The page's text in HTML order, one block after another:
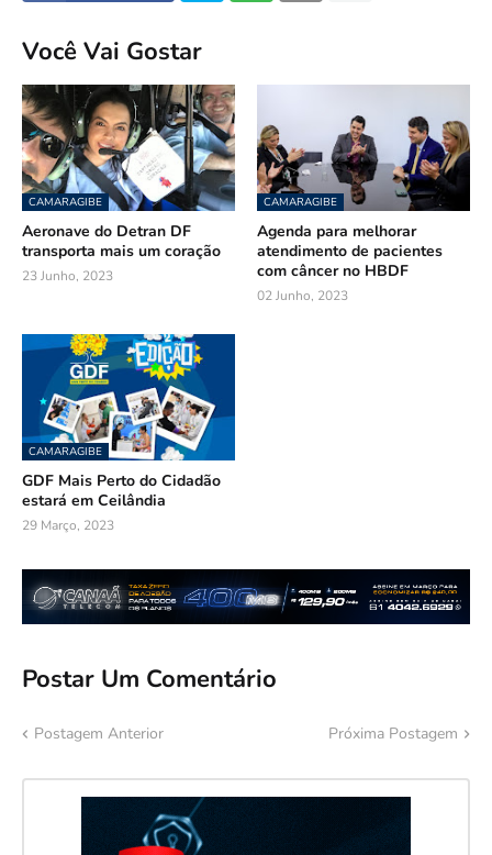
Você Vai Gostar
CAMARAGIBE
Aeronave do Detran DF
transporta mais um coração
23 Junho, 2023
CAMARAGIBE
Agenda para melhorar
atendimento de pacientes
com câncer no HBDF
02 Junho, 2023
CAMARAGIBE
GDF Mais Perto do Cidadão
estará em Ceilândia
29 Março, 2023
Postar Um Comentário
Postagem Anterior Próxima Postagem